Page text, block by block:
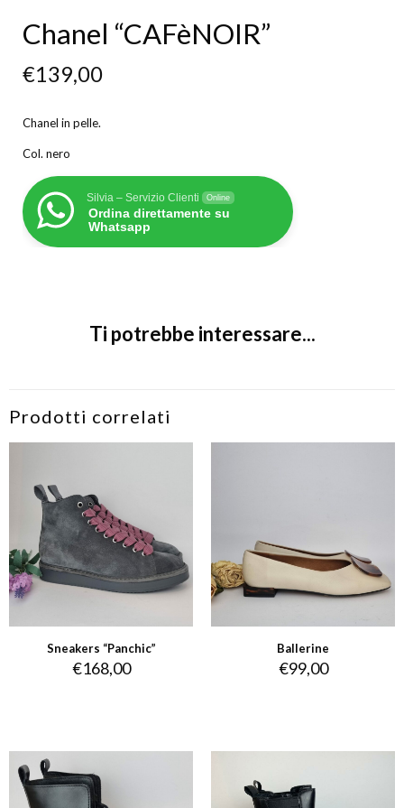
Chanel “CAFèNOIR”
€139,00
Chanel in pelle.
Col. nero
Silvia – Servizio Clienti Online
Ordina direttamente su
Whatsapp
Ti potrebbe interessare...
Prodotti correlati
Sneakers “Panchic”
€168,00
Ballerine
€99,00